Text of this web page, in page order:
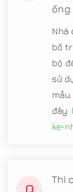
ống
Nhà
bố
bộ
sử
đây:
ke-
Q
Thi